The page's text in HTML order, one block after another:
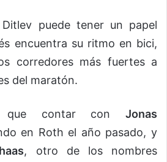
puede tener un papel
encuentra su ritmo en bici,
corredores más fuertes a
del maratón.
que contar con Jonas
en Roth el año pasado, y
, otro de los nombres